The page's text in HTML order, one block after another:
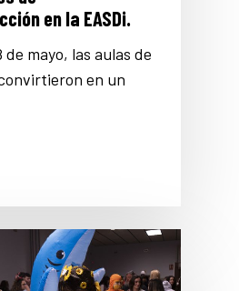
en la EASDi.
de mayo, las aulas de
en un